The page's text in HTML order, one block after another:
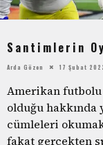
Santimlerin
Arda Gözen 17 Şubat
Amerikan
olduğu hakkında
cümleleri
fakat gerçekten